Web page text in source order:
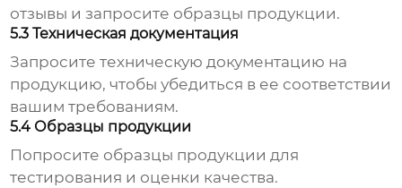
отзывы и запросите образцы продукции.
5.3 Техническая документация
Запросите техническую документацию на
продукцию, чтобы убедиться в ее соответствии
вашим требованиям.
5.4 Образцы продукции
Попросите образцы продукции для
тестирования и оценки качества.